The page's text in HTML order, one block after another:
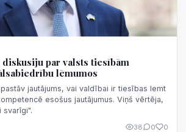
par valsts tiesībām
lēmumos
jautājums, vai valdībai ir tiesības lemt
esošus jautājumus. Viņš vērtēja,
svarīgi".
38 0 0